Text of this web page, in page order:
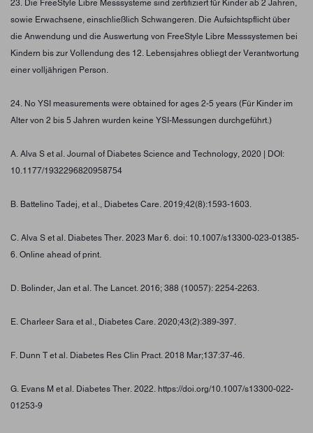
23. Die FreeStyle Libre Messsysteme sind zertifiziert für Kinder ab 2 Jahren,
sowie Erwachsene, einschließlich Schwangeren. Die Aufsichtspflicht über
die Anwendung und die Auswertung von FreeStyle Libre Messsystemen bei
Kindern bis zur Vollendung des 12. Lebensjahres obliegt der Verantwortung
einer volljährigen Person.
24. No YSI measurements were obtained for ages 2-5 years (Für Kinder im
Alter von 2 bis 5 Jahren wurden keine YSI-Messungen durchgeführt.)
A. Alva S et al. Journal of Diabetes Science and Technology, 2020 | DOI:
10.1177/1932296820958754
B. Battelino Tadej, et al., Diabetes Care. 2019;42(8):1593-1603.
C. Alva S et al. Diabetes Ther. 2023 Mar 6. doi: 10.1007/s13300-023-01385-
6. Online ahead of print.
D. Bolinder, Jan et al. The Lancet. 2016; 388 (10057): 2254-2263.
E. Charleer Sara et al., Diabetes Care. 2020;43(2):389-397.
F. Dunn T et al. Diabetes Res Clin Pract. 2018 Mar;137:37-46.
G. Evans M et al. Diabetes Ther. 2022. https://doi.org/10.1007/s13300-022-
01253-9